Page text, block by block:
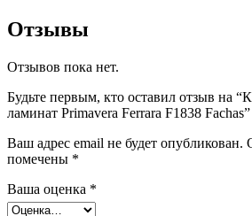
Отзывы
Отзывов пока нет.
Будьте первым, кто оставил отзыв на
ламинат Primavera Ferrara F1838 Fachas”
Ваш адрес email не будет опубликован.
помечены *
Ваша оценка *